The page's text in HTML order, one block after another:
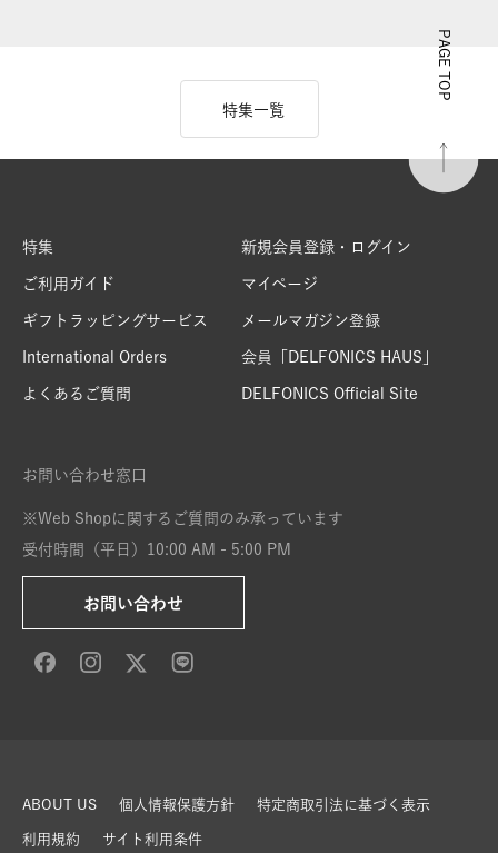
特集一覧
PAGE TOP
特集
ご利用ガイド
ギフトラッピングサービス
International Orders
よくあるご質問
新規会員登録・ログイン
マイページ
メールマガジン登録
会員「DELFONICS HAUS」
DELFONICS Official Site
お問い合わせ窓口
※Web Shopに関するご質問のみ承っています
受付時間（平日）10:00 AM - 5:00 PM
お問い合わせ
ABOUT US 個人情報保護方針 特定商取引法に基づく表示
利用規約 サイト利用条件